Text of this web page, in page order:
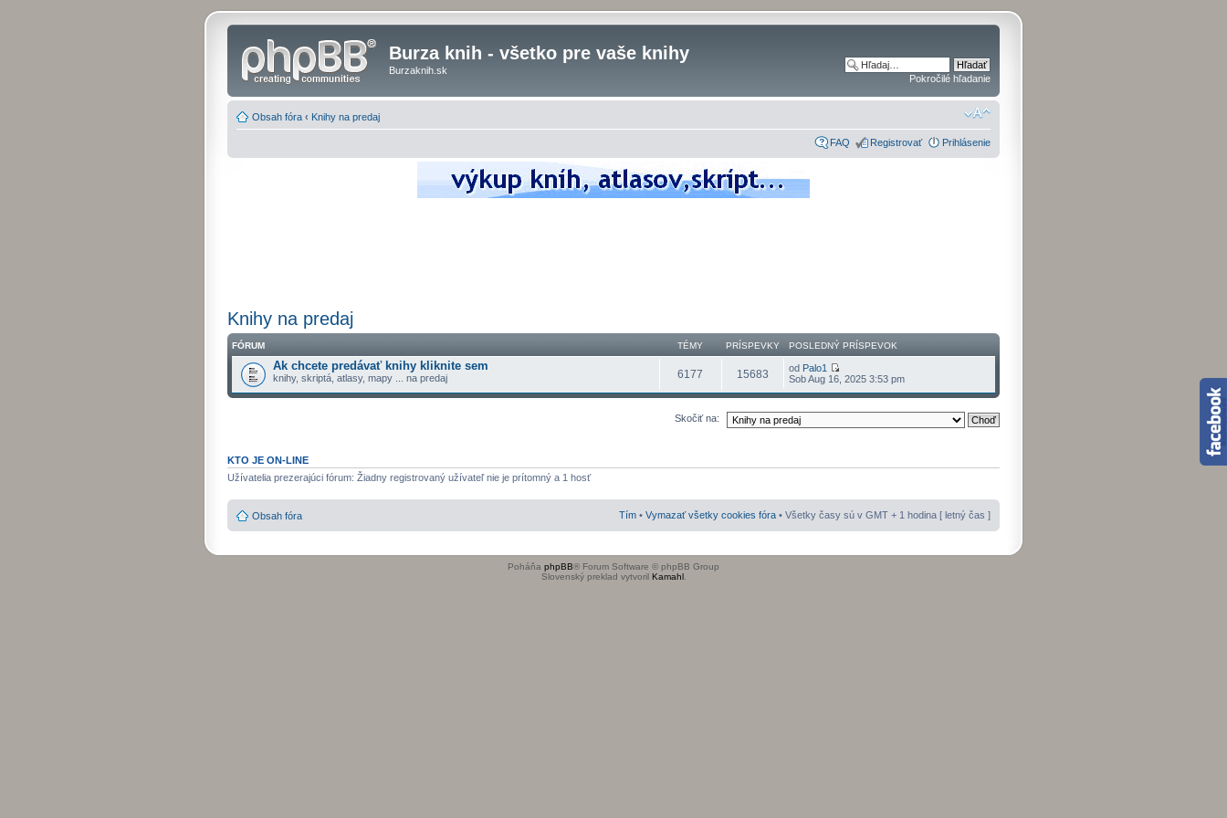
Burza knih - všetko pre vaše knihy
Burzaknih.sk
Pokročilé hľadanie
Obsah fóra ‹ Knihy na predaj
FAQ Registrovať Prihlásenie
Knihy na predaj
FÓRUM TÉMY PRÍSPEVKY POSLEDNÝ PRÍSPEVOK
Ak chcete predávať knihy kliknite sem
knihy, skriptá, atlasy, mapy ... na predaj 6177 15683 od Palo1
Sob Aug 16, 2025 3:53 pm
Skočiť na:
KTO JE ON-LINE
Užívatelia prezerajúci fórum: Žiadny registrovaný užívateľ nie je prítomný a 1 hosť
Obsah fóra Tím • Vymazať všetky cookies fóra • Všetky časy sú v GMT + 1 hodina [ letný čas ]
Poháňa phpBB® Forum Software © phpBB Group
Slovenský preklad vytvoril Kamahl.